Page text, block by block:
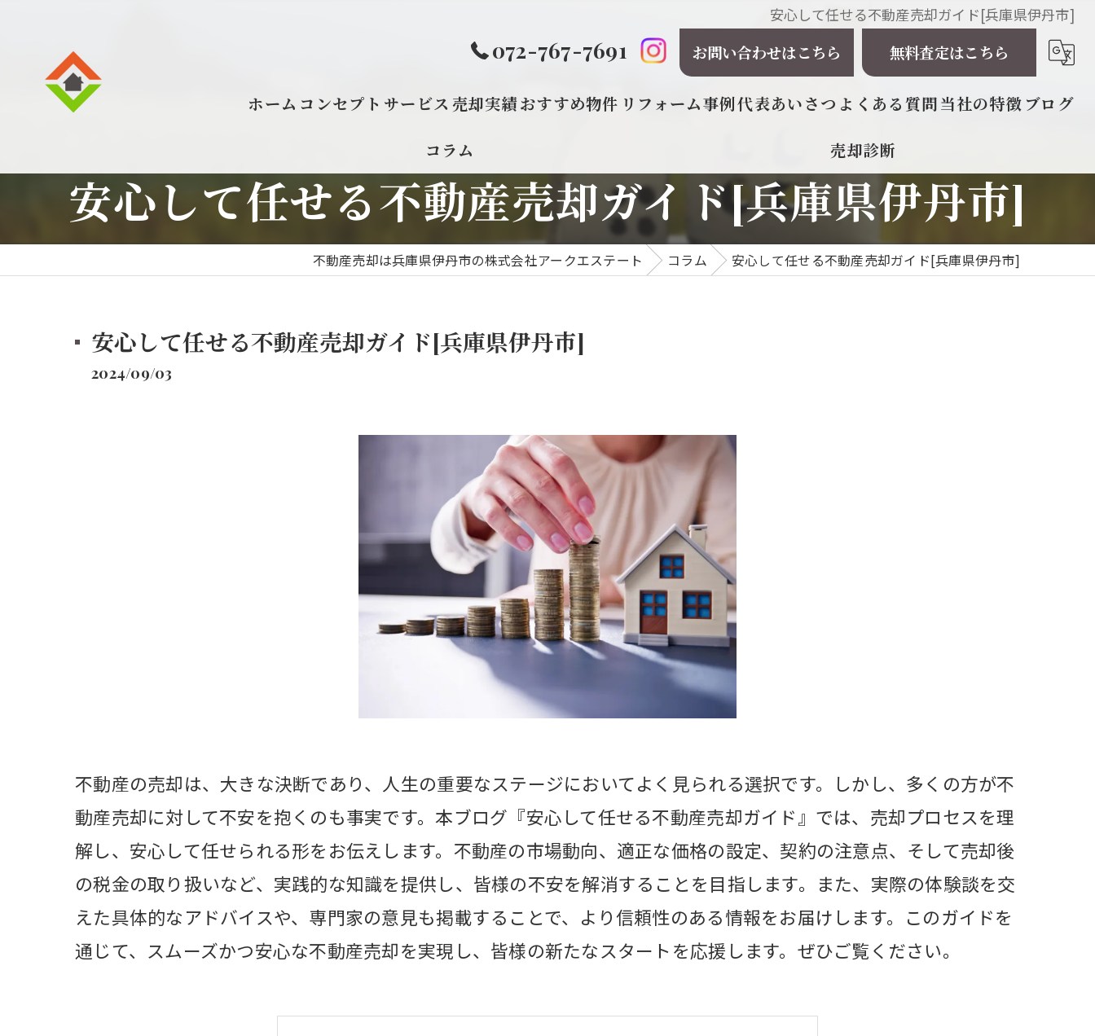
安心して任せる不動産売却ガイド[兵庫県伊丹市]
072-767-7691 お問い合わせはこちら 無料査定はこちら
ホーム コンセプト サービス 売却実績おすすめ物件 リフォーム事例代表あいさつ よくある質問当社の特徴
戸建て
マンション
ブログ
コラム 売却診断
安心して任せる不動産売却ガイド[兵庫県伊丹市]
不動産売却は兵庫県伊丹市の株式会社アークエステート コラム 安心して任せる不動産売却ガイド[兵庫県伊丹市]
安心して任せる不動産売却ガイド[兵庫県伊丹市]
2024/09/03
不動産の売却は、大きな決断であり、人生の重要なステージにおいてよく見られる選択です。しかし、多くの方が不
動産売却に対して不安を抱くのも事実です。本ブログ『安心して任せる不動産売却ガイド』では、売却プロセスを理
解し、安心して任せられる形をお伝えします。不動産の市場動向、適正な価格の設定、契約の注意点、そして売却後
の税金の取り扱いなど、実践的な知識を提供し、皆様の不安を解消することを目指します。また、実際の体験談を交
えた具体的なアドバイスや、専門家の意見も掲載することで、より信頼性のある情報をお届けします。このガイドを
通じて、スムーズかつ安心な不動産売却を実現し、皆様の新たなスタートを応援します。ぜひご覧ください。